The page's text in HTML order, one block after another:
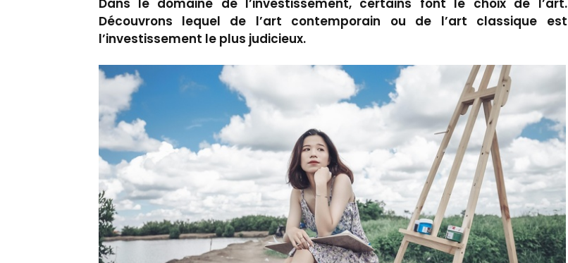
Dans le domaine de l’investissement, certains font le choix de l’art.
Découvrons lequel de l’art contemporain ou de l’art classique est
l’investissement le plus judicieux.